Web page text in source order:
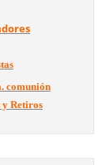
comunión
y Retiros